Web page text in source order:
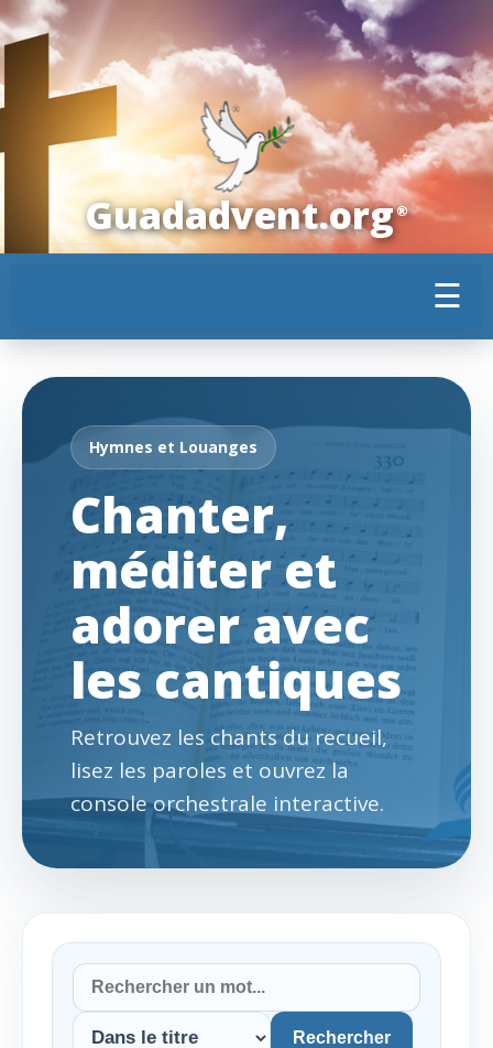
Guadadvent.org®
☰
Hymnes et Louanges
Chanter,
méditer et
adorer avec
les cantiques
Retrouvez les chants du recueil,
lisez les paroles et ouvrez la
console orchestrale interactive.
Rechercher